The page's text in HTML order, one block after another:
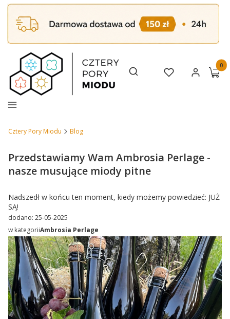
Otwórz wyszukiwarkę
Szukaj Ulubione Zaloguj się
Menu
Cztery Pory Miodu Blog
Przedstawiamy Wam Ambrosia Perlage -
nasze musujące miody pitne
Nadszedł w końcu ten moment, kiedy możemy powiedzieć: JUŻ
SĄ!
dodano: 25-05-2025
w kategoriiAmbrosia Perlage